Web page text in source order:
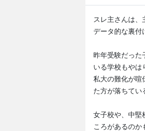
スレ主さんは、
データ的な裏付
昨年受験だった
いる学校もやは
私大の難化が喧
た方が落ちてい
女子校や、中堅
ころがあるのか